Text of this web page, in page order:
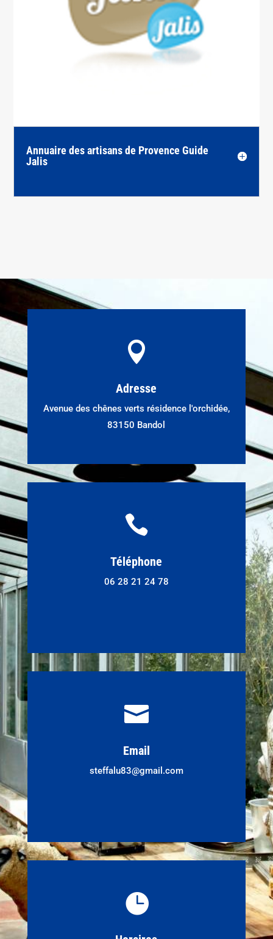
Annuaire des artisans de Provence Guide
Jalis

Adresse
Avenue des chênes verts résidence l'orchidée,
83150 Bandol

Téléphone
06 28 21 24 78

Email
steffalu83@gmail.com
